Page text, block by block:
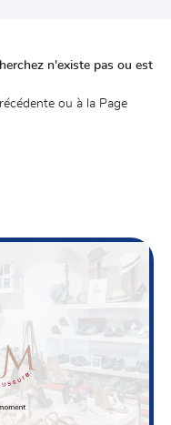
propositions commerciales à
à tout moment en
n'existe pas ou est
ou à la Page